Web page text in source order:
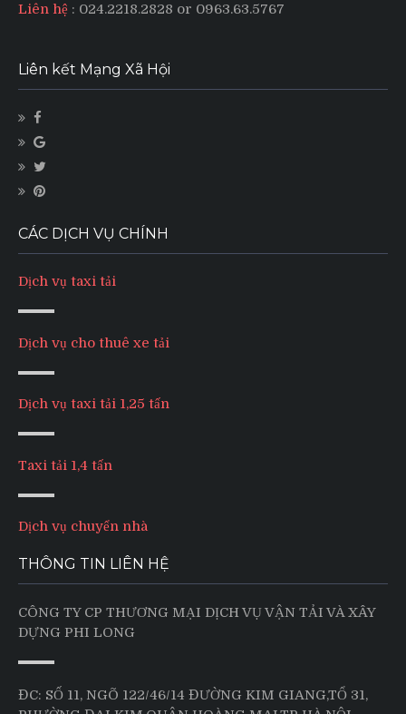
Liên hệ : 024.2218.2828 or 0963.63.5767
Liên kết Mạng Xã Hội
CÁC DỊCH VỤ CHÍNH
Dịch vụ taxi tải
Dịch vụ cho thuê xe tải
Dịch vụ taxi tải 1,25 tấn
Taxi tải 1,4 tấn
Dịch vụ chuyển nhà
THÔNG TIN LIÊN HỆ
CÔNG TY CP THƯƠNG MẠI DỊCH VỤ VẬN TẢI VÀ XÂY
DỰNG PHI LONG
ĐC: SỐ 11, NGÕ 122/46/14 ĐƯỜNG KIM GIANG,TỔ 31,